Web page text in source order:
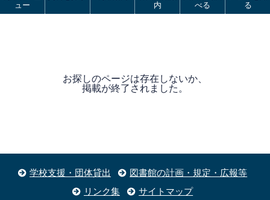
ュー
内
べる
る
お探しのページは存在しないか、
掲載が終了されました。
学校支援・団体貸出
図書館の計画・規定・広報等
リンク集
サイトマップ